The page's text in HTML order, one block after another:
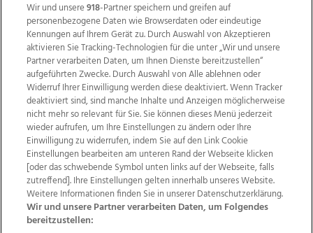
Wir über uns Mediadaten Kontakt
Jobs
Datenschutz
Impressum
AGB Anzeigekunden
AGB Website
Ehrenkodex Politische Werbung
Wir und unsere918-Partner speichern und greifen auf
personenbezogene Daten wie Browserdaten oder eindeutige
Kennungen auf Ihrem Gerät zu. Durch Auswahl von Akzeptieren
aktivieren Sie Tracking-Technologien für die unter „Wir und unsere
Partner verarbeiten Daten, um Ihnen Dienste bereitzustellen“
aufgeführten Zwecke. Durch Auswahl von Alle ablehnen oder
Widerruf Ihrer Einwilligung werden diese deaktiviert. Wenn Tracker
deaktiviert sind, sind manche Inhalte und Anzeigen möglicherweise
nicht mehr so relevant für Sie. Sie können dieses Menü jederzeit
wieder aufrufen, um Ihre Einstellungen zu ändern oder Ihre
Einwilligung zu widerrufen, indem Sie auf den Link Cookie
Einstellungen bearbeiten am unteren Rand der Webseite klicken
[oder das schwebende Symbol unten links auf der Webseite, falls
zutreffend]. Ihre Einstellungen gelten innerhalb unseres Website.
Weitere Informationen finden Sie in unserer Datenschutzerklärung.
Wir und unsere Partner verarbeiten Daten, um Folgendes
bereitzustellen: